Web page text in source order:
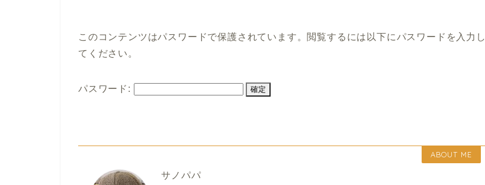
このコンテンツはパスワードで保護されています。閲覧するには以下にパスワードを入力し
てください。
パスワード:
ABOUT ME
サノパパ